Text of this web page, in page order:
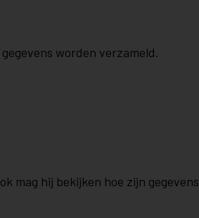
worden verzameld.
mag hij bekijken hoe zijn